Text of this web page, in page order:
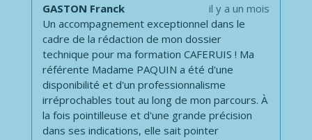
GASTON Franck
il y a un mois
Un accompagnement exceptionnel dans le
cadre de la rédaction de mon dossier
technique pour ma formation CAFERUIS ! Ma
référente Madame PAQUIN a été d'une
disponibilité et d'un professionnalisme
irréprochables tout au long de mon parcours. À
la fois pointilleuse et d'une grande précision
dans ses indications, elle sait pointer